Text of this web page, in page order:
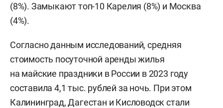
(8%). Замыкают топ-10 Карелия (8%) и Москва
(4%).
Согласно данным исследований, средняя
стоимость посуточной аренды жилья
на майские праздники в России в 2023 году
составила 4,1 тыс. рублей за ночь. При этом
Калининград, Дагестан и Кисловодск стали